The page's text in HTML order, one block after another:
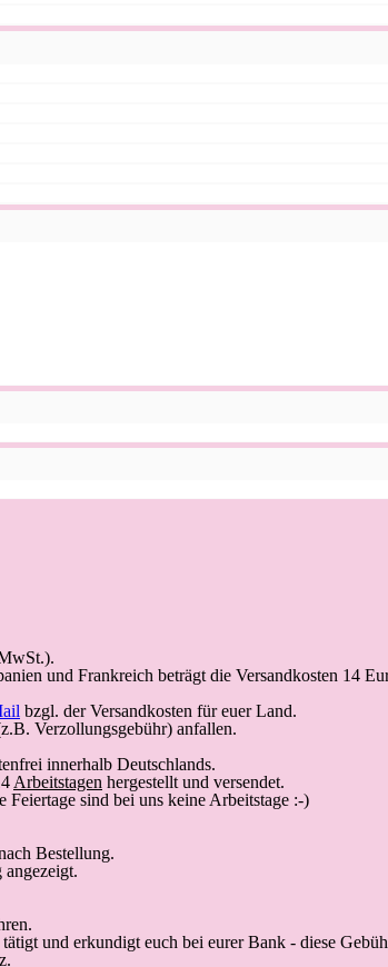
und Frankreich beträgt die Versandkosten 14
bzgl. der Versandkosten für euer Land.
Verzollungsgebühr) anfallen.
innerhalb Deutschlands.
Arbeitstagen hergestellt und versendet.
Feiertage sind bei uns keine Arbeitstage :-)
Bestellung.
und erkundigt euch bei eurer Bank - diese